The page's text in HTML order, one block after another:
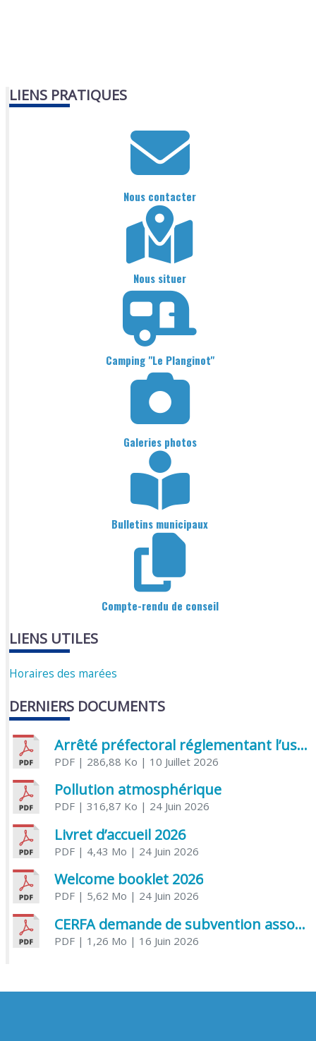
LIENS PRATIQUES
Nous contacter
Nous situer
Camping "Le Planginot"
Galeries photos
Bulletins municipaux
Compte-rendu de conseil
LIENS UTILES
Horaires des marées
DERNIERS DOCUMENTS
Arrêté préfectoral réglementant l’usage de l’eau
PDF| 286,88 Ko | 10 Juillet 2026
Pollution atmosphérique
PDF| 316,87 Ko | 24 Juin 2026
Livret d’accueil 2026
PDF| 4,43 Mo | 24 Juin 2026
Welcome booklet 2026
PDF| 5,62 Mo | 24 Juin 2026
CERFA demande de subvention association
PDF| 1,26 Mo | 16 Juin 2026